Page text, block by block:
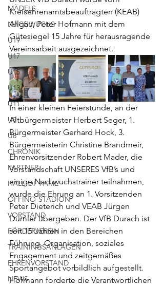
MÄDELS
NACHWUCHS
U19
U17
U15
U13
U11
U9
U8
CHRONIK
PARTNER
HALL OF FAME
OFFINO-STADION
VORSTAND
FÖRDERVEREIN
TRAININGSANLAGEN
EHRENVORSTAND
NEWS
Kreisehrenamtsbeauftragten (KEAB)
Allgäu, Peter Hofmann mit dem
Gütesiegel 15 Jahre für herausragende
Vereinsarbeit ausgezeichnet.
In einer kleinen Feierstunde, an der
Altbürgermeister Herbert Seger, 1.
Bürgermeister Gerhard Hock, 3.
Bürgermeisterin Christine Brandmeir,
Ehrenvorsitzender Robert Mader, die
Vorstandschaft UNSERES VfB’s und
einige Nachwuchstrainer teilnahmen,
wurde die Ehrung an 1. Vorsitzenden
Peter Dieterich und VEAB Jürgen
Dumler übergeben. Der VfB Durach ist
seit 15 Jahren in den Bereichen
Führung, Organisation, soziales
Engagement und zeitgemäßes
Sportangebot vorbildlich aufgestellt.
Hofmann forderte die Verantwortlichen